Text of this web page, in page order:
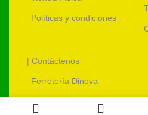
Políticas y condiciones
| Contáctenos
Ferretería Dinova